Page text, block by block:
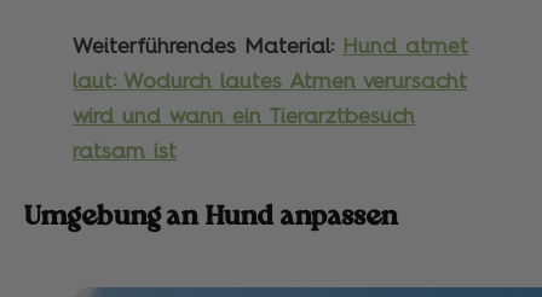
Weiterführendes Material:
Hund atmet
laut: Wodurch lautes Atmen verursacht
wird und wann ein Tierarztbesuch
ratsam ist
Umgebung an Hund anpassen